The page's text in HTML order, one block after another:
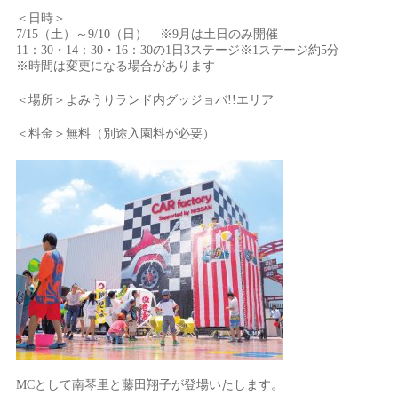
＜日時＞
7/15（土）～9/10（日） ※9月は土日のみ開催
11：30・14：30・16：30の1日3ステージ※1ステージ約5分
※時間は変更になる場合があります
＜場所＞よみうりランド内グッジョバ!!エリア
＜料金＞無料（別途入園料が必要）
MCとして南琴里と藤田翔子が登場いたします。